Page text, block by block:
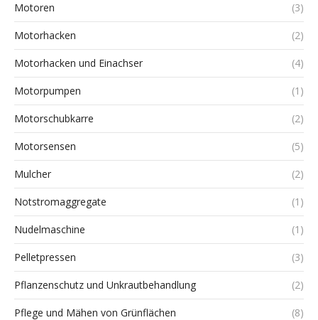
Motoren (3)
Motorhacken (2)
Motorhacken und Einachser (4)
Motorpumpen (1)
Motorschubkarre (2)
Motorsensen (5)
Mulcher (2)
Notstromaggregate (1)
Nudelmaschine (1)
Pelletpressen (3)
Pflanzenschutz und Unkrautbehandlung (2)
Pflege und Mähen von Grünflächen (8)